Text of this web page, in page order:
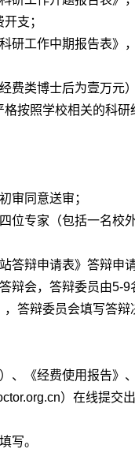
支；
研工作中期报告表》
费类博士后为壹万元
按照学校相关的科
审同意送审；
位专家（包括一名校
辩申请表》答辩申
辩会，答辩委员由5-
答辩委员会填写答
、《经费使用报告》
）在线提交
写。